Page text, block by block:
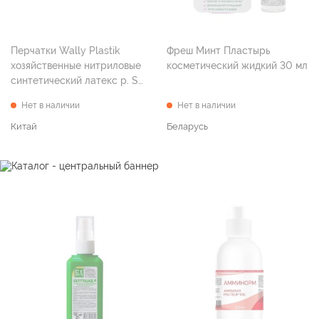
Перчатки Wally Plastik
хозяйственные нитриловые
синтетический латекс р. S
Нет в наличии
Китай
Фреш Минт Пластырь
косметический жидкий 30 мл
Нет в наличии
Беларусь